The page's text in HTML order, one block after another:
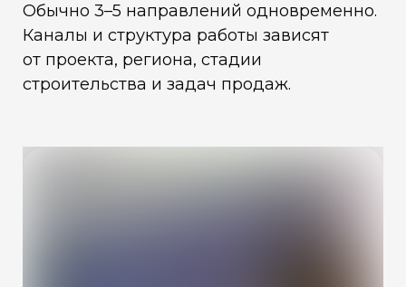
Обычно 3–5 направлений одновременно.
Каналы и структура работы зависят
от проекта, региона, стадии
строительства и задач продаж.